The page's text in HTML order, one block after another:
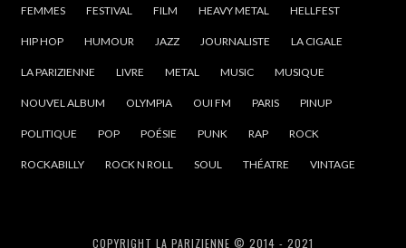
FEMMES FESTIVAL FILM HEAVY METAL HELLFEST
HIP HOP HUMOUR JAZZ JOURNALISTE LA CIGALE
LA PARIZIENNE LIVRE METAL MUSIC MUSIQUE
NOUVEL ALBUM OLYMPIA OUI FM PARIS PINUP
POLITIQUE POP POÉSIE PUNK RAP ROCK
ROCKABILLY ROCK N ROLL SOUL THÉATRE VINTAGE
COPYRIGHT LA PARIZIENNE © 2014 - 2021